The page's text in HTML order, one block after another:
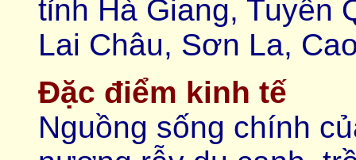
tỉnh Hà Giang, Tuyên
Lai Châu, Sơn La,
Đặc điểm kinh tế
Nguồng sống chính